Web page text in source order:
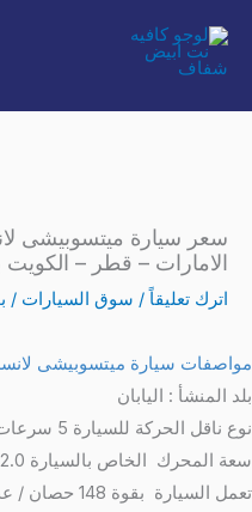
إلى
المحتوى
الامارات – قطر – الكويت
اترك تعليقاً / سوق السيارات /
مواصفات سيارة ميتسوبيشى لانسر 2014
بلد المنشأ : اليابان
نوع ناقل الحركة للسيارة 5 سرعات مانيوال
سعة المحرك الخاص بالسيارة 2.0 لتر
تعمل السيارة بقوة 148 حصان / عدد لفات 6000 لفة في الدقيقة